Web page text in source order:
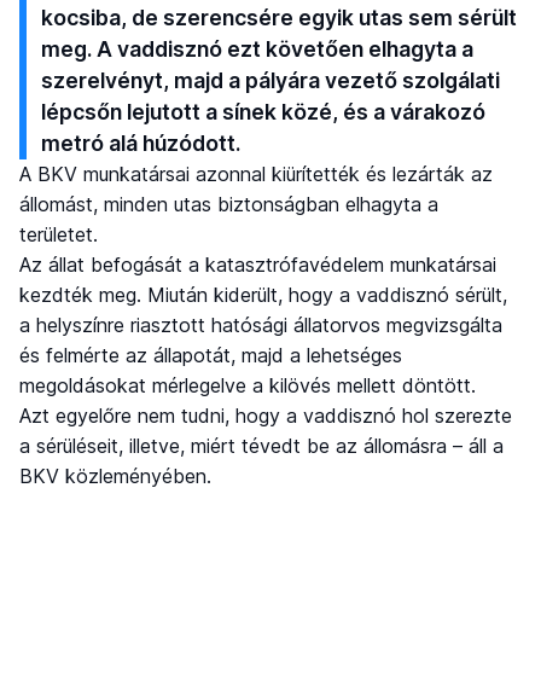
kocsiba, de szerencsére egyik utas sem sérült
meg. A vaddisznó ezt követően elhagyta a
szerelvényt, majd a pályára vezető szolgálati
lépcsőn lejutott a sínek közé, és a várakozó
metró alá húzódott.
A BKV munkatársai azonnal kiürítették és lezárták az
állomást, minden utas biztonságban elhagyta a
területet.
Az állat befogását a katasztrófavédelem munkatársai
kezdték meg. Miután kiderült, hogy a vaddisznó sérült,
a helyszínre riasztott hatósági állatorvos megvizsgálta
és felmérte az állapotát, majd a lehetséges
megoldásokat mérlegelve a kilövés mellett döntött.
Azt egyelőre nem tudni, hogy a vaddisznó hol szerezte
a sérüléseit, illetve, miért tévedt be az állomásra – áll a
BKV közleményében.